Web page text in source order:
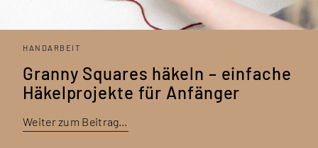
HANDARBEIT
Granny Squares häkeln – einfache
Häkel­projekte für Anfänger
Weiter zum Beitrag…